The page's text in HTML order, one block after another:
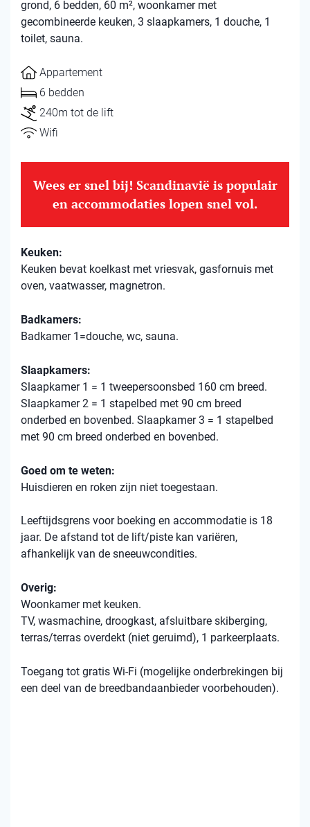
grond, 6 bedden, 60 m², woonkamer met
gecombineerde keuken, 3 slaapkamers, 1 douche, 1
toilet, sauna.
Appartement
6 bedden
240m tot de lift
Wifi
Wees er snel bij! Scandinavië is populair
en accommodaties lopen snel vol.
Keuken:
Keuken bevat koelkast met vriesvak, gasfornuis met
oven, vaatwasser, magnetron.
Badkamers:
Badkamer 1=douche, wc, sauna.
Slaapkamers:
Slaapkamer 1 = 1 tweepersoonsbed 160 cm breed.
Slaapkamer 2 = 1 stapelbed met 90 cm breed
onderbed en bovenbed. Slaapkamer 3 = 1 stapelbed
met 90 cm breed onderbed en bovenbed.
Goed om te weten:
Huisdieren en roken zijn niet toegestaan.
Leeftijdsgrens voor boeking en accommodatie is 18
jaar. De afstand tot de lift/piste kan variëren,
afhankelijk van de sneeuwcondities.
Overig:
Woonkamer met keuken.
TV, wasmachine, droogkast, afsluitbare skiberging,
terras/terras overdekt (niet geruimd), 1 parkeerplaats.
Toegang tot gratis Wi-Fi (mogelijke onderbrekingen bij
een deel van de breedbandaanbieder voorbehouden).